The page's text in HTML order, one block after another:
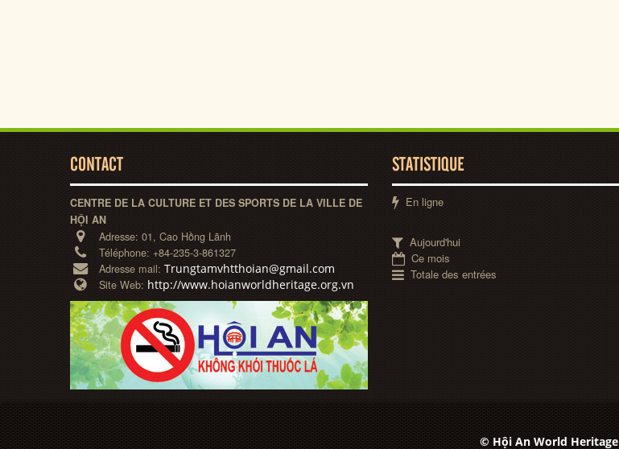
CONTACT
CENTRE DE LA CULTURE ET DES SPORTS DE LA VILLE DE
HỘI AN
Adresse: 01, Cao Hồng Lãnh
Téléphone: +84-235-3-861327
Adresse mail: Trungtamvhtthoian@gmail.com
Site Web: http://www.hoianworldheritage.org.vn
STATISTIQUE
En ligne
Aujourd'hui
Ce mois
Totale des entrées
© Hội An World Heritage